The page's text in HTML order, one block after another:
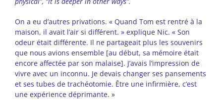
On a eu d’autres privations. « Quand Tom est rentré à la
maison, il avait l’air si différent. » explique Nic. « Son
odeur était différente. Il ne partageait plus les souvenirs
que nous avions ensemble [au début, sa mémoire était
encore affectée par son malaise]. J’avais l’impression de
vivre avec un inconnu. Je devais changer ses pansements
et ses tubes de trachéotomie. Être une infirmière, c’est
une expérience déprimante. »